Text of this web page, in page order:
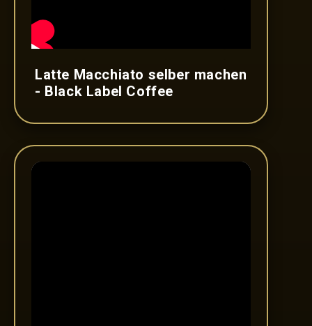
Latte Macchiato selber machen
- Black Label Coffee